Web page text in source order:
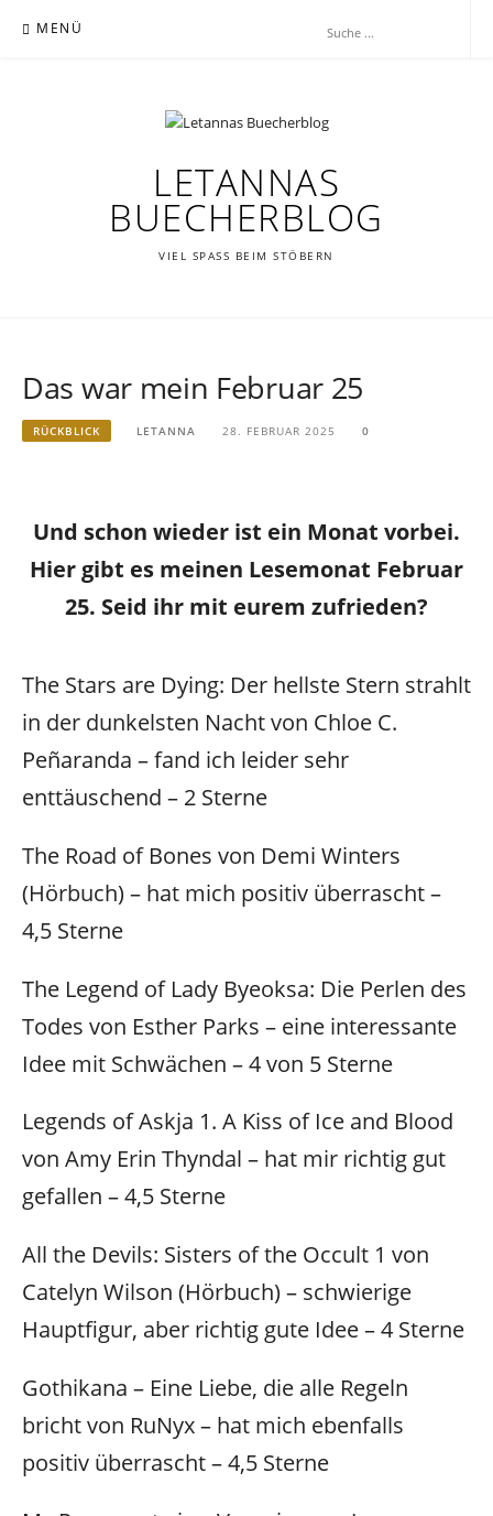
Inhalt MENÜ
LETANNAS
BUECHERBLOG
VIEL SPASS BEIM STÖBERN
Das war mein Februar 25
RÜCKBLICK LETANNA 28. FEBRUAR 2025 0
Und schon wieder ist ein Monat vorbei.
Hier gibt es meinen Lesemonat Februar
25. Seid ihr mit eurem zufrieden?
The Stars are Dying: Der hellste Stern strahlt
in der dunkelsten Nacht von Chloe C.
Peñaranda – fand ich leider sehr
enttäuschend – 2 Sterne
The Road of Bones von Demi Winters
(Hörbuch) – hat mich positiv überrascht –
4,5 Sterne
The Legend of Lady Byeoksa: Die Perlen des
Todes von Esther Parks – eine interessante
Idee mit Schwächen – 4 von 5 Sterne
Legends of Askja 1. A Kiss of Ice and Blood
von Amy Erin Thyndal – hat mir richtig gut
gefallen – 4,5 Sterne
All the Devils: Sisters of the Occult 1 von
Catelyn Wilson (Hörbuch) – schwierige
Hauptfigur, aber richtig gute Idee – 4 Sterne
Gothikana – Eine Liebe, die alle Regeln
bricht von RuNyx – hat mich ebenfalls
positiv überrascht – 4,5 Sterne